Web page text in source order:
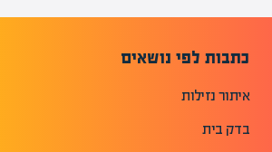
כתבות לפי נושאים
איתור נזילות
בדק בית